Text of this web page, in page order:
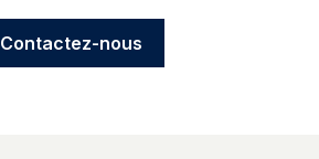
Contactez-nous